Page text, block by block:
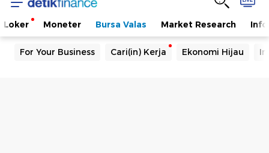
Loker Moneter Bursa Valas Market Research
For Your Business Cari(in) Kerja Ekonomi Hijau